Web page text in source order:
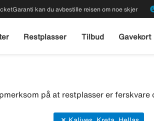
kan du avbestille reisen om noe skjer
Restplasser Tilbud Gavekort
på at restplasser er